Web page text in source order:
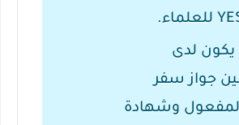
لدى
جواز سفر
وشهادة